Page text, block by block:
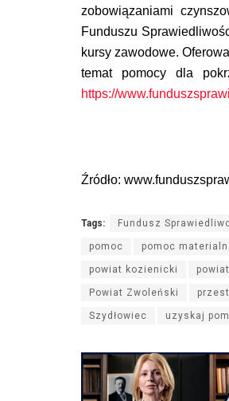
zobowiązaniami
Funduszu
kursy zawodowe.
temat pomocy dla
https://
Źródło:
Tags: Fundusz
pomoc pomoc
powiat kozienicki
Powiat Zwoleński
Szydłowiec uzyskaj